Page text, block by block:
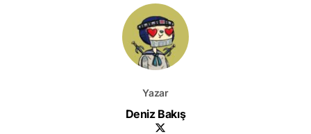
Yazar
Deniz Bakış